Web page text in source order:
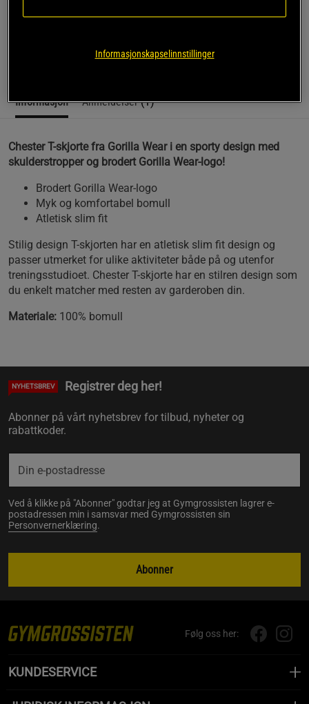
Informasjon Anmeldelser(1)
Chester T-skjorte fra Gorilla Wear i en sporty design med
skulderstropper og brodert Gorilla Wear-logo!
Brodert Gorilla Wear-logo
Myk og komfortabel bomull
Atletisk slim fit
Stilig design T-skjorten har en atletisk slim fit design og
passer utmerket for ulike aktiviteter både på og utenfor
treningsstudioet. Chester T-skjorte har en stilren design som
du enkelt matcher med resten av garderoben din.
Materiale: 100% bomull
NYHETSBREV Registrer deg her!
Abonner på vårt nyhetsbrev for tilbud, nyheter og
rabattkoder.
Ved å klikke på "Abonner" godtar jeg at Gymgrossisten lagrer e-
postadressen min i samsvar med Gymgrossisten sin
Personvernerklæring.
Abonner
Følg oss her:
KUNDESERVICE
Informasjonskapselinnstillinger